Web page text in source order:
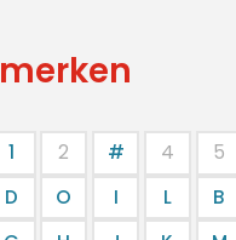
merken
1 2 # 4 5
D O I L B